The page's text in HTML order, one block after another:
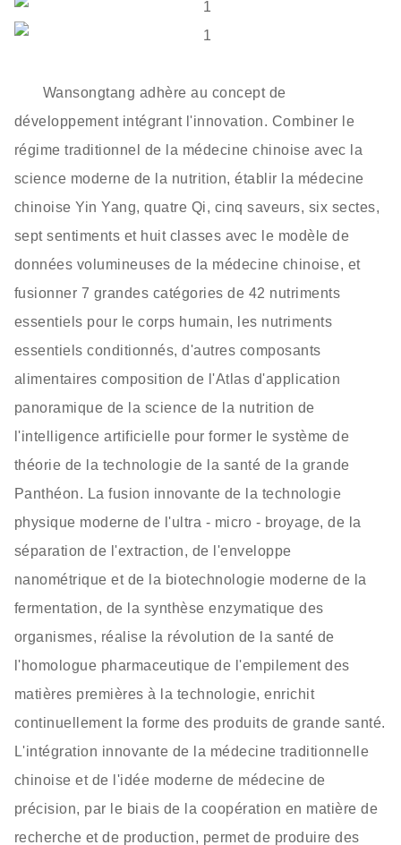
Wansongtang adhère au concept de
développement intégrant l'innovation. Combiner le
régime traditionnel de la médecine chinoise avec la
science moderne de la nutrition, établir la médecine
chinoise Yin Yang, quatre Qi, cinq saveurs, six sectes,
sept sentiments et huit classes avec le modèle de
données volumineuses de la médecine chinoise, et
fusionner 7 grandes catégories de 42 nutriments
essentiels pour le corps humain, les nutriments
essentiels conditionnés, d'autres composants
alimentaires composition de l'Atlas d'application
panoramique de la science de la nutrition de
l'intelligence artificielle pour former le système de
théorie de la technologie de la santé de la grande
Panthéon. La fusion innovante de la technologie
physique moderne de l'ultra - micro - broyage, de la
séparation de l'extraction, de l'enveloppe
nanométrique et de la biotechnologie moderne de la
fermentation, de la synthèse enzymatique des
organismes, réalise la révolution de la santé de
l'homologue pharmaceutique de l'empilement des
matières premières à la technologie, enrichit
continuellement la forme des produits de grande santé.
L'intégration innovante de la médecine traditionnelle
chinoise et de l'idée moderne de médecine de
précision, par le biais de la coopération en matière de
recherche et de production, permet de produire des